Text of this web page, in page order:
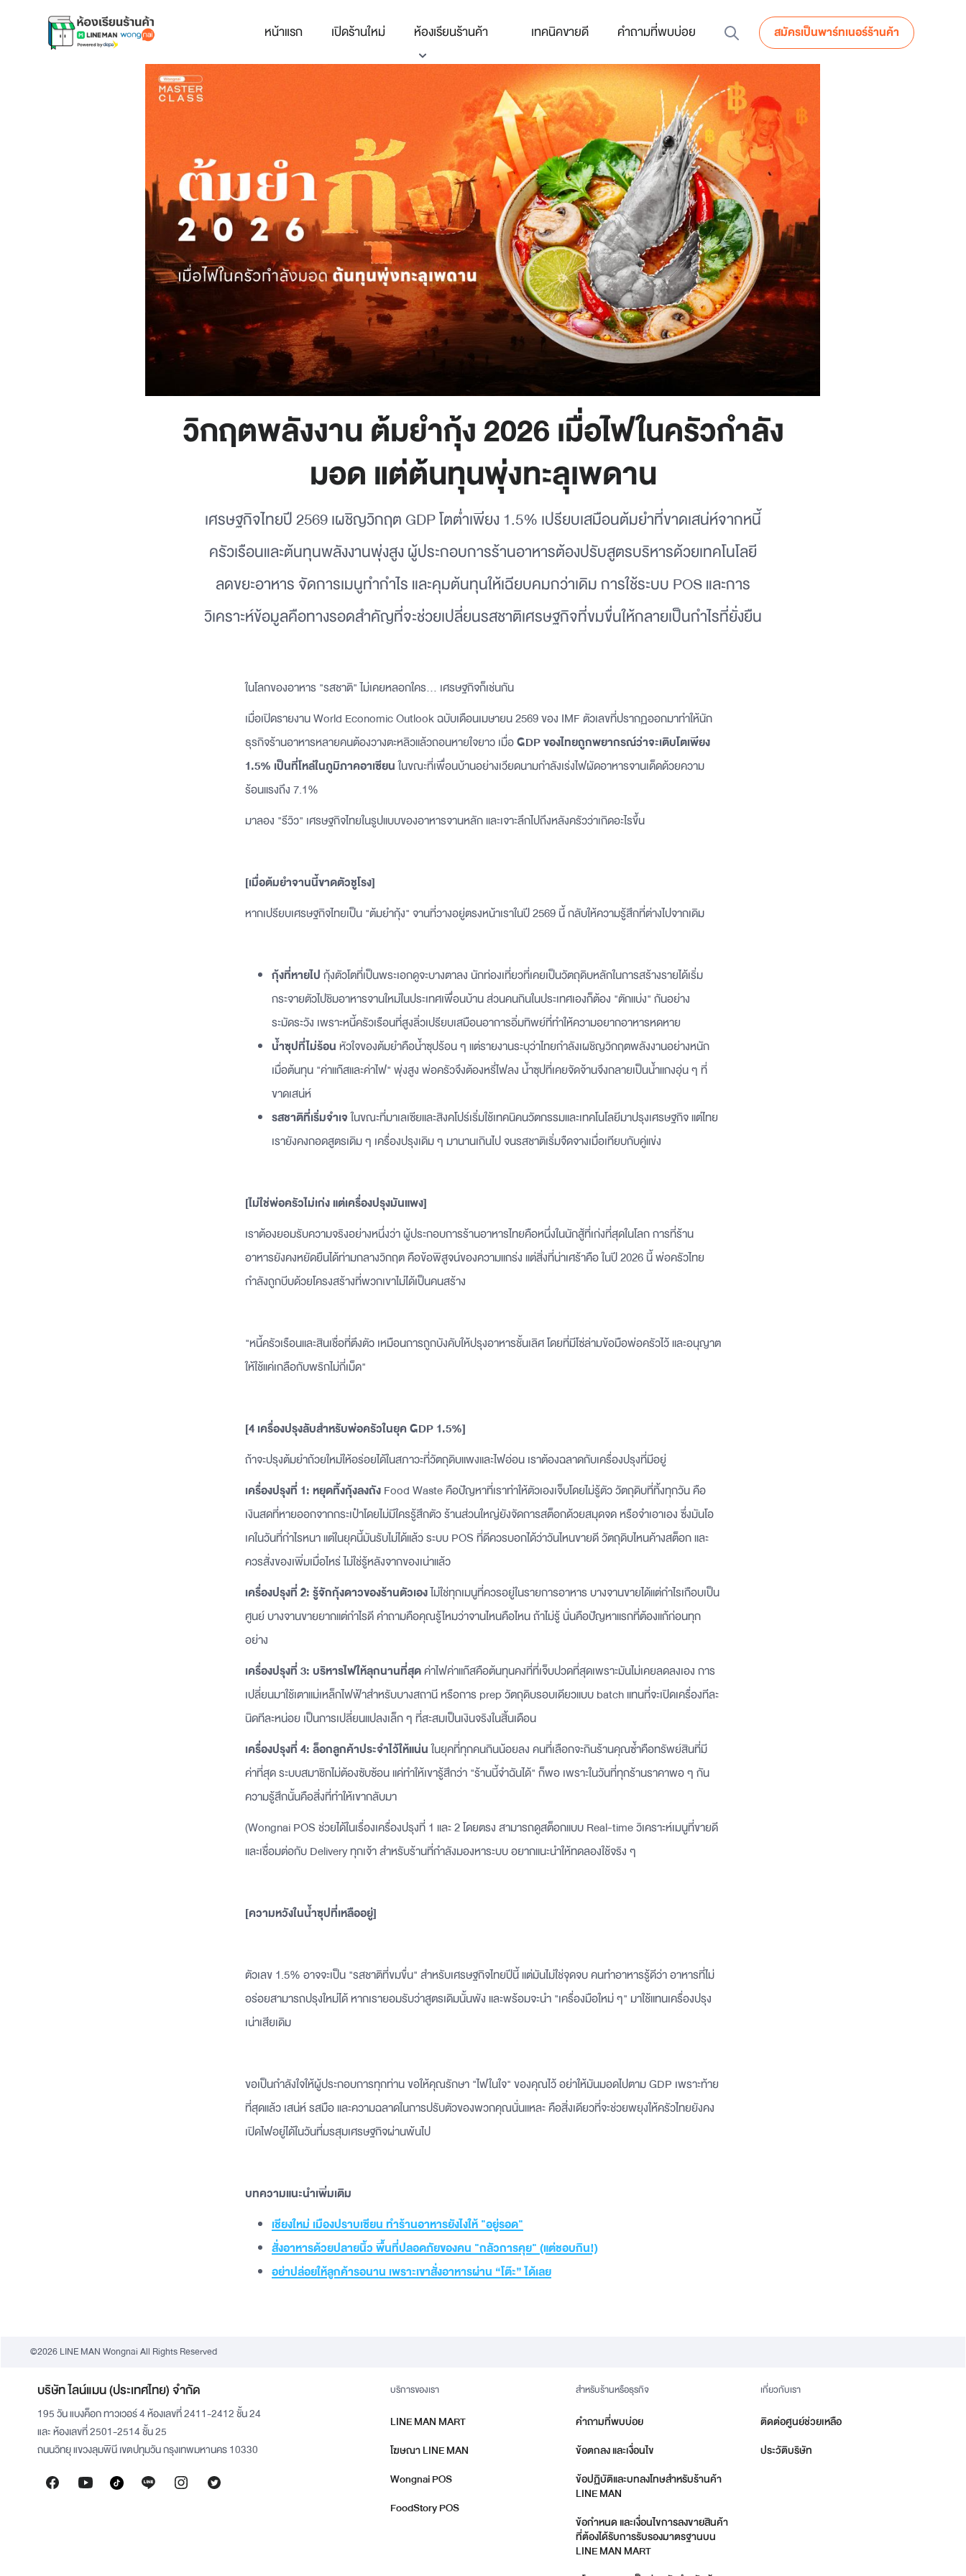
หน้าแรก เปิดร้านใหม่ ห้องเรียนร้านค้า เทคนิคขายดี คำถามที่พบบ่อย สมัครเป็นพาร์ทเนอร์ร้านค้า
วิกฤตพลังงาน ต้มยำกุ้ง 2026 เมื่อไฟในครัวกำลัง
มอด แต่ต้นทุนพุ่งทะลุเพดาน
เศรษฐกิจไทยปี 2569 เผชิญวิกฤต GDP โตต่ำเพียง 1.5% เปรียบเสมือนต้มยำที่ขาดเสน่ห์จากหนี้
ครัวเรือนและต้นทุนพลังงานพุ่งสูง ผู้ประกอบการร้านอาหารต้องปรับสูตรบริหารด้วยเทคโนโลยี
ลดขยะอาหาร จัดการเมนูทำกำไร และคุมต้นทุนให้เฉียบคมกว่าเดิม การใช้ระบบ POS และการ
วิเคราะห์ข้อมูลคือทางรอดสำคัญที่จะช่วยเปลี่ยนรสชาติเศรษฐกิจที่ขมขื่นให้กลายเป็นกำไรที่ยั่งยืน
ในโลกของอาหาร "รสชาติ" ไม่เคยหลอกใคร... เศรษฐกิจก็เช่นกัน
เมื่อเปิดรายงาน World Economic Outlook ฉบับเดือนเมษายน 2569 ของ IMF ตัวเลขที่ปรากฏออกมาทำให้นัก
ธุรกิจร้านอาหารหลายคนต้องวางตะหลิวแล้วถอนหายใจยาว เมื่อGDP ของไทยถูกพยากรณ์ว่าจะเติบโตเพียง
1.5% เป็นที่โหล่ในภูมิภาคอาเซียนในขณะที่เพื่อนบ้านอย่างเวียดนามกำลังเร่งไฟผัดอาหารจานเด็ดด้วยความ
ร้อนแรงถึง 7.1%
มาลอง "รีวิว" เศรษฐกิจไทยในรูปแบบของอาหารจานหลัก และเจาะลึกไปถึงหลังครัวว่าเกิดอะไรขึ้น
[เมื่อต้มยำจานนี้ขาดตัวชูโรง]
หากเปรียบเศรษฐกิจไทยเป็น "ต้มยำกุ้ง" จานที่วางอยู่ตรงหน้าเราในปี 2569 นี้ กลับให้ความรู้สึกที่ต่างไปจากเดิม
กุ้งที่หายไปกุ้งตัวโตที่เป็นพระเอกดูจะบางตาลง นักท่องเที่ยวที่เคยเป็นวัตถุดิบหลักในการสร้างรายได้เริ่ม
กระจายตัวไปชิมอาหารจานใหม่ในประเทศเพื่อนบ้าน ส่วนคนกินในประเทศเองก็ต้อง "ตักแบ่ง" กันอย่าง
ระมัดระวัง เพราะหนี้ครัวเรือนที่สูงลิ่วเปรียบเสมือนอาการอิ่มทิพย์ที่ทำให้ความอยากอาหารหดหาย
น้ำซุปที่ไม่ร้อน หัวใจของต้มยำคือน้ำซุปร้อน ๆ แต่รายงานระบุว่าไทยกำลังเผชิญวิกฤตพลังงานอย่างหนัก
เมื่อต้นทุน "ค่าแก๊สและค่าไฟ" พุ่งสูง พ่อครัวจึงต้องหรี่ไฟลง น้ำซุปที่เคยจัดจ้านจึงกลายเป็นน้ำแกงอุ่น ๆ ที่
ขาดเสน่ห์
รสชาติที่เริ่มจำเจในขณะที่มาเลเซียและสิงคโปร์เริ่มใช้เทคนิคนวัตกรรมและเทคโนโลยีมาปรุงเศรษฐกิจ แต่ไทย
เรายังคงกอดสูตรเดิม ๆ เครื่องปรุงเดิม ๆ มานานเกินไป จนรสชาติเริ่มจืดจางเมื่อเทียบกับคู่แข่ง
[ไม่ใช่พ่อครัวไม่เก่ง แต่เครื่องปรุงมันแพง]
เราต้องยอมรับความจริงอย่างหนึ่งว่า ผู้ประกอบการร้านอาหารไทยคือหนึ่งในนักสู้ที่เก่งที่สุดในโลก การที่ร้าน
อาหารยังคงหยัดยืนได้ท่ามกลางวิกฤต คือข้อพิสูจน์ของความแกร่ง แต่สิ่งที่น่าเศร้าคือ ในปี 2026 นี้ พ่อครัวไทย
กำลังถูกบีบด้วยโครงสร้างที่พวกเขาไม่ได้เป็นคนสร้าง
"หนี้ครัวเรือนและสินเชื่อที่ตึงตัว เหมือนการถูกบังคับให้ปรุงอาหารชั้นเลิศ โดยที่มีโซ่ล่ามข้อมือพ่อครัวไว้ และอนุญาต
ให้ใช้แค่เกลือกับพริกไม่กี่เม็ด"
[4 เครื่องปรุงลับสำหรับพ่อครัวในยุค GDP 1.5%]
ถ้าจะปรุงต้มยำถ้วยใหม่ให้อร่อยได้ในสภาวะที่วัตถุดิบแพงและไฟอ่อน เราต้องฉลาดกับเครื่องปรุงที่มีอยู่
เครื่องปรุงที่ 1: หยุดทิ้งกุ้งลงถังFood Waste คือปัญหาที่เราทำให้ตัวเองเจ็บโดยไม่รู้ตัว วัตถุดิบที่ทิ้งทุกวัน คือ
เงินสดที่หายออกจากกระเป๋าโดยไม่มีใครรู้สึกตัว ร้านส่วนใหญ่ยังจัดการสต็อกด้วยสมุดจด หรือจำเอาเอง ซึ่งมันโอ
เคในวันที่กำไรหนา แต่ในยุคนี้มันรับไม่ได้แล้ว ระบบ POS ที่ดีควรบอกได้ว่าวันไหนขายดี วัตถุดิบไหนค้างสต็อก และ
ควรสั่งของเพิ่มเมื่อไหร่ ไม่ใช่รู้หลังจากของเน่าแล้ว
เครื่องปรุงที่ 2: รู้จักกุ้งดาวของร้านตัวเองไม่ใช่ทุกเมนูที่ควรอยู่ในรายการอาหาร บางจานขายได้แต่กำไรเกือบเป็น
ศูนย์ บางจานขายยากแต่กำไรดี คำถามคือคุณรู้ไหมว่าจานไหนคือไหน ถ้าไม่รู้ นั่นคือปัญหาแรกที่ต้องแก้ก่อนทุก
อย่าง
เครื่องปรุงที่ 3: บริหารไฟให้ลุกนานที่สุดค่าไฟค่าแก๊สคือต้นทุนคงที่ที่เจ็บปวดที่สุดเพราะมันไม่เคยลดลงเอง การ
เปลี่ยนมาใช้เตาแม่เหล็กไฟฟ้าสำหรับบางสถานี หรือการ prep วัตถุดิบรอบเดียวแบบ batch แทนที่จะเปิดเครื่องทีละ
นิดทีละหน่อย เป็นการเปลี่ยนแปลงเล็ก ๆ ที่สะสมเป็นเงินจริงในสิ้นเดือน
เครื่องปรุงที่ 4: ล็อกลูกค้าประจำไว้ให้แน่นในยุคที่ทุกคนกินน้อยลง คนที่เลือกจะกินร้านคุณซ้ำคือทรัพย์สินที่มี
ค่าที่สุด ระบบสมาชิกไม่ต้องซับซ้อน แค่ทำให้เขารู้สึกว่า "ร้านนี้จำฉันได้" ก็พอ เพราะในวันที่ทุกร้านราคาพอ ๆ กัน
ความรู้สึกนั้นคือสิ่งที่ทำให้เขากลับมา
(Wongnai POS ช่วยได้ในเรื่องเครื่องปรุงที่ 1 และ 2 โดยตรง สามารถดูสต็อกแบบ Real-time วิเคราะห์เมนูที่ขายดี
และเชื่อมต่อกับ Delivery ทุกเจ้า สำหรับร้านที่กำลังมองหาระบบ อยากแนะนำให้ทดลองใช้จริง ๆ
[ความหวังในน้ำซุปที่เหลืออยู่]
ตัวเลข 1.5% อาจจะเป็น "รสชาติที่ขมขื่น" สำหรับเศรษฐกิจไทยปีนี้ แต่มันไม่ใช่จุดจบ คนทำอาหารรู้ดีว่า อาหารที่ไม่
อร่อยสามารถปรุงใหม่ได้ หากเรายอมรับว่าสูตรเดิมนั้นพัง และพร้อมจะนำ "เครื่องมือใหม่ ๆ" มาใช้แทนเครื่องปรุง
เน่าเสียเดิม
ขอเป็นกำลังใจให้ผู้ประกอบการทุกท่าน ขอให้คุณรักษา "ไฟในใจ" ของคุณไว้ อย่าให้มันมอดไปตาม GDP เพราะท้าย
ที่สุดแล้ว เสน่ห์ รสมือ และความฉลาดในการปรับตัวของพวกคุณนั่นแหละ คือสิ่งเดียวที่จะช่วยพยุงให้ครัวไทยยังคง
เปิดไฟอยู่ได้ในวันที่มรสุมเศรษฐกิจผ่านพ้นไป
บทความแนะนำเพิ่มเติม
เชียงใหม่ เมืองปราบเซียน ทำร้านอาหารยังไงให้ "อยู่รอด"
สั่งอาหารด้วยปลายนิ้ว พื้นที่ปลอดภัยของคน "กลัวการคุย" (แต่ชอบกิน!)
อย่าปล่อยให้ลูกค้ารอนาน เพราะเขาสั่งอาหารผ่าน “โต๊ะ” ได้เลย
©2026 LINE MAN Wongnai All Rights Reserved
บริษัท ไลน์แมน (ประเทศไทย) จำกัด
195 วัน แบงค็อก ทาวเวอร์ 4 ห้องเลขที่ 2411-2412 ชั้น 24
และ ห้องเลขที่ 2501-2514 ชั้น 25
ถนนวิทยุ แขวงลุมพินี เขตปทุมวัน กรุงเทพมหานคร 10330
บริการของเรา
LINE MAN MART
โฆษณา LINE MAN
Wongnai POS
FoodStory POS
สำหรับร้านหรือธุรกิจ
คำถามที่พบบ่อย
ข้อตกลง และเงื่อนไข
ข้อปฏิบัติและบทลงโทษสำหรับร้านค้า
LINE MAN
ข้อกำหนด และเงื่อนไขการลงขายสินค้า
ที่ต้องได้รับการรับรองมาตรฐานบน
LINE MAN MART
เกี่ยวกับเรา
ติดต่อศูนย์ช่วยเหลือ
ประวัติบริษัท